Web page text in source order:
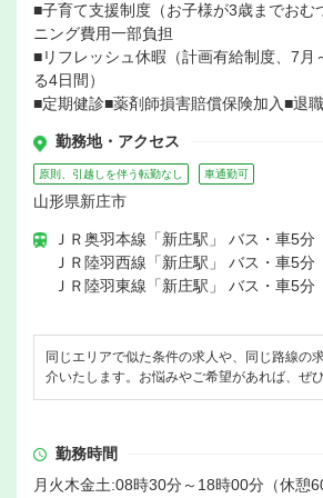
■子育て支援制度（お子様が3歳までおむ
ニング費用一部負担
■リフレッシュ休暇（計画有給制度、7月
る4日間）
■定期健診■薬剤師損害賠償保険加入■退
勤務地・アクセス
原則、引越しを伴う転勤なし 車通勤可
山形県新庄市
ＪＲ奥羽本線「新庄駅」 バス・車5分
ＪＲ陸羽西線「新庄駅」 バス・車5分
ＪＲ陸羽東線「新庄駅」 バス・車5分
同じエリアで似た条件の求人や、同じ路線の
介いたします。お悩みやご希望があれば、ぜ
勤務時間
月火木金土:08時30分～18時00分（休憩